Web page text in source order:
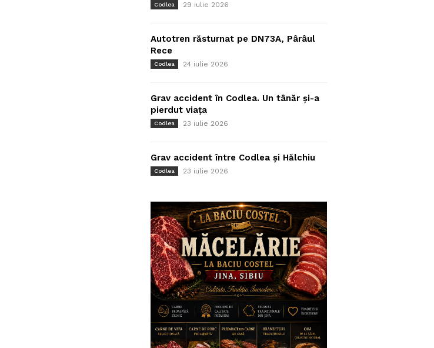
Codlea 29 iulie 2026
Autotren răsturnat pe DN73A, Pârâul
Rece
Codlea 24 iulie 2026
Grav accident în Codlea. Un tânăr și-a
pierdut viața
Codlea 23 iulie 2026
Grav accident între Codlea și Hălchiu
Codlea 23 iulie 2026